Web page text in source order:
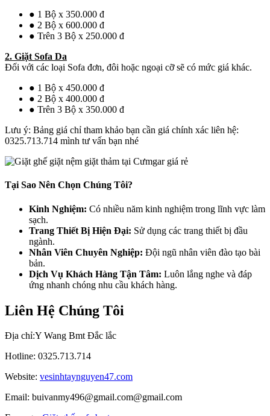
● 1 Bộ x 350.000 đ
● 2 Bộ x 600.000 đ
● Trên 3 Bộ x 250.000 đ
2. Giặt Sofa Da
Đối với các loại Sofa đơn, đôi hoặc ngoại cỡ sẽ có mức giá khác.
● 1 Bộ x 450.000 đ
● 2 Bộ x 400.000 đ
● Trên 3 Bộ x 350.000 đ
Lưu ý: Bảng giá chỉ tham khảo bạn cần giá chính xác liên hệ:
0325.713.714 mình tư vấn bạn nhé
Tại Sao Nên Chọn Chúng Tôi?
Kinh Nghiệm: Có nhiều năm kinh nghiệm trong lĩnh vực làm
sạch.
Trang Thiết Bị Hiện Đại: Sử dụng các trang thiết bị đầu
ngành.
Nhân Viên Chuyên Nghiệp: Đội ngũ nhân viên đào tạo bài
bản.
Dịch Vụ Khách Hàng Tận Tâm: Luôn lắng nghe và đáp
ứng nhanh chóng nhu cầu khách hàng.
Liên Hệ Chúng Tôi
Địa chỉ:Y Wang Bmt Đắc lắc
Hotline: 0325.713.714
Website: vesinhtaynguyen47.com
Email: buivanmy496@gmail.com@gmail.com